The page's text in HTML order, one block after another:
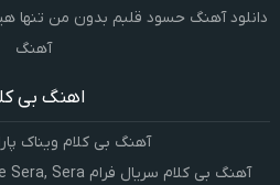
دانلود آهنگ حسود قلبم بدون من تنها
آهنگ
اهنگ بی
آهنگ بی کلام ویناک
آهنگ بی کلام سریال فرام Que Sera, Sera از Jack Jezzro – رایگان